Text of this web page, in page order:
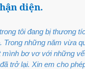
diện.
tôi đang bị thương
Trong những năm vừa
mình bơ vơ với những
trở lại. Xin em cho